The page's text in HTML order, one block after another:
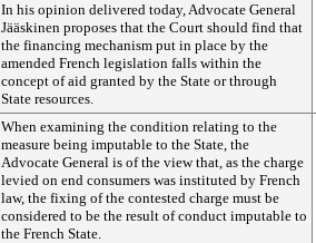
In his opinion delivered today, Advocate General
Jääskinen proposes that the Court should find that
the financing mechanism put in place by the
amended French legislation falls within the
concept of aid granted by the State or through
State resources.
When examining the condition relating to the
measure being imputable to the State, the
Advocate General is of the view that, as the charge
levied on end consumers was instituted by French
law, the fixing of the contested charge must be
considered to be the result of conduct imputable to
the French State.